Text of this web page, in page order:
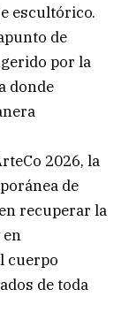
escultórico.
de
por la
donde
2026, la
de
recuperar la
en
cuerpo
de toda